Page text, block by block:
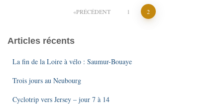
Pagination
des
publications
PRÉCÉDENT 1 2
Articles récents
La fin de la Loire à vélo : Saumur-Bouaye
Trois jours au Neubourg
Cyclotrip vers Jersey – jour 7 à 14